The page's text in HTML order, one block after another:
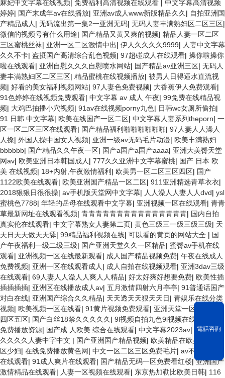
電話咨詢
麻妃中文字幕在线视频 免费福利高清视频在线观看
中文字幕高清视频
婷婷| 国产末成年av在线播放| 亚洲av成人www新版精品久久 | 自拍亚洲国
产精品成人 | 无码流出第一集2一亚洲无码| 无码人妻丰满熟妇区二区三区|
微信的视频号有什么用途| 国产精品又黄又爽的视频| 精品人妻一区二区
三区蜜桃丝袜| 亚洲一区二区激情中出| 伊人久久久久9999| 人妻中文字幕
久久不卡| 盗摄国产高清综合乱色视频| 97超碰成人在线观看| 操你啦操你
啦在线观看| 亚洲自慰久久久自慰喷水网站| 国产精品av亚洲三区| 无码人
妻丰满熟妇区二区三区| 精品蜜桃在线视频播放| 被男人日得逼水直流视
频| 好看的美女福利视频网站| 97人妻色免费视频| 大香蕉伊人免费观看|
91色婷婷在线视频免费观看| 中文字幕 av 成人 午夜| 99免费在线精品视
频| 大鸡巴抽播小穴视频| 91av在线视频porny九色| 日韩wc女厕所偷拍|
91 日韩 中文字幕| 欧美在线国产一区二区| 中文字幕人妻系列theporn| 一
区一区二区三区在线观看| 国产精品福利啪啪啪啪啪啪| 97人妻人人澡人
人搡| 外国人操中国女人视频| 亚洲一级av无码毛片动漫| 欧美丰满熟妇
bbbbbb| 国产精品久久午夜一区| 国产a国产a国产aaaa| 亚洲大美臀天堂
网av| 欧美亚洲日本韩国成人 | 777久久亚洲中文字幕蜜桃| 国产 日本 欧
美 在线视频| 18+内射,午夜激情福利 | 欧美男一区二区三区四区| 国产
1122欧美在线观看| 欧美亚洲国产精品一区二区| 911亚洲精选青草衣衣|
2018狠狠日很很操| av手机版天堂网中文字幕| 人人澡人人妻人人dvd| ysl
蜜桃色7788| 年轻的岳母在线观看中文字幕| 亚洲视频一区在线观看| 青青
草最新网址在线观看视频| 青青青青青青青青青青青青青青青| 国内自拍
真实伦在线观看| 中文字幕熟女人妻第二页| 黄色三级三一级三级三级| 天
天日天天做天天舔| 99精品福利视频在线| 可以看的黄页的网站大全 | 国
产午夜福利一级二级三级| 国产亚洲天堂久久一区精品| 蜜臀av手机在线
观看| 亚洲视频一区在线最新观看| 成人国产精品视频免费| 午夜在线成人
免费视频| 亚洲一区在线观看成人 | 成人自拍在线视频观看| 亚洲3dav三级
在线观看| 69人妻人人澡人人爽人人精品| 好太好爽好想要免费| 欧美性插
插插插插| 亚洲区在线播放成人av| 五月激情四射六月亭亭| 91普通话国产
对白在线| 亚洲国产综合久久精品| 天天透天天狠天天日| 青娱乐在线分类
视频| 欧美视频一区在线看| 91黄片视频免费观看| 亚洲天堂一区二区三区
四区五区| 国产白丝18禁久久久久久 | 9l视频自拍九色9l视频在线
免费播放资源| 国产成 人欧美 综合在线观看| 中文字幕2023av|
无码精品
久久久久人妻中字中文 | 国产亚洲国产精品视频| 欧美精品在欧美一区二
区少妇| 在线免费播放黄色网| 中文一区二区三区免费毛片| av不卡的网站
在线观看| 91成人爽片在线观看| 国产精品无码一区免费看红楼|亚洲国产
激情精品在线观看| 人妻一区视频在线观看| 东京热加勒比欧美日韩| 116